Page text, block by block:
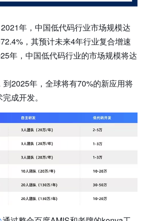
年，中国低代码行业市场规模达
，其预计未来4年行业复合增速
年，中国低代码行业的市场规模将达
到2025年，全球将有70%的新应用将
成开发。